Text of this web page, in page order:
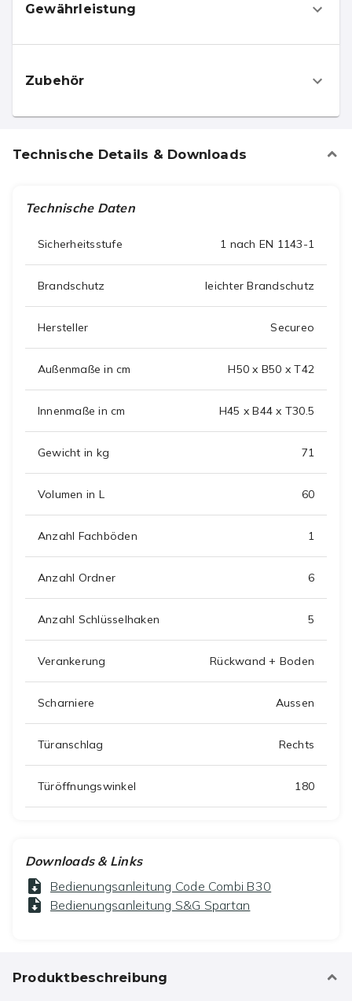
Gewährleistung
Zubehör
Technische Details & Downloads
Technische Daten
Sicherheitsstufe 1 nach EN 1143-1
Brandschutz leichter Brandschutz
Hersteller Secureo
Außenmaße in cm H50 x B50 x T42
Innenmaße in cm H45 x B44 x T30.5
Gewicht in kg 71
Volumen in L 60
Anzahl Fachböden 1
Anzahl Ordner 6
Anzahl Schlüsselhaken 5
Verankerung Rückwand + Boden
Scharniere Aussen
Türanschlag Rechts
Türöffnungswinkel 180
Downloads & Links
Bedienungsanleitung Code Combi B30
Bedienungsanleitung S&G Spartan
Produktbeschreibung